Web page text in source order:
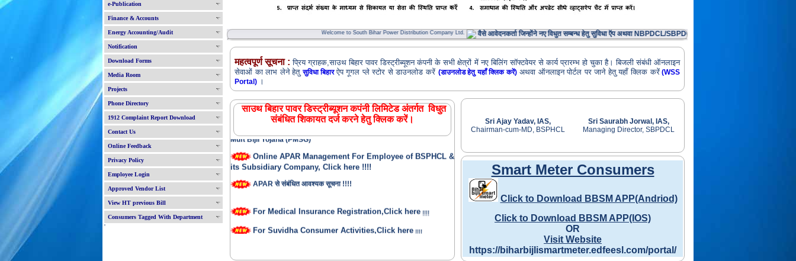
e-Publication
Finance & Accounts
Energy Accounting/Audit
Notification
Download Forms
Media Room
Projects
Phone Directory
1912 Complaint Report Download
Contact Us
Online Feedback
Privacy Policy
Employee Login
Approved Vendor List
View HT previous Bill
Consumers Tagged With Department
'
Welcome to South Bihar Power Distribution Company Ltd. वैसे आवेदनकर्ता जिन्होंने नए विधुत सम्बन्ध हेतु सुविधा ऍप अथवा NBPDCL/SBPDCL वेब पोर्टल के माध्यम से आवेदन दिया है एवं
महत्वपूर्ण सूचना :प्रिय ग्राहक,साउथ बिहार पावर डिस्ट्रीब्यूशन कंपनी के सभी क्षेत्रों में नए बिलिंग सॉफ्टवेयर से कार्य प्रारम्भ हो चुका है। बिजली संबंधी ऑनलाइन
सेवाओं का लाभ लेने हेतुसुविधा बिहारऐप गूगल प्ले स्टोर से डाउनलोड करें (डाउनलोड हेतु यहाँ क्लिक करें) अथवा ऑनलाइन पोर्टल पर जाने हेतु यहाँ क्लिक करें(WSS
Portal) ।
साउथ बिहार पावर डिस्ट्रीब्यूशन कपंनी लिमिटेड अंतर्गत विधुत
संबंधित शिकायत दर्ज करने हेतु क्लिक करें।
निःशुल्क बिजली - प्रश्नोत्तर!!!!
Expression of Interest(EOI) for Vendors-PM-Surya Ghar:
Muft Bijli Yojana (PMSG)
Online APAR Management For Employee of BSPHCL &
its Subsidiary Company, Click here !!!!
APAR से संबंधित आवश्यक सूचना !!!!
For Medical Insurance Registration,Click here
For Suvidha Consumer Activities,Click here
Sri Ajay Yadav, IAS,
Chairman-cum-MD, BSPHCL
Sri Saurabh Jorwal, IAS,
Managing Director, SBPDCL
Smart Meter Consumers
Click to Download BBSM APP(Andriod)
Click to Download BBSM APP(IOS)
OR
Visit Website
https://biharbijlismartmeter.edfeesl.com/portal/